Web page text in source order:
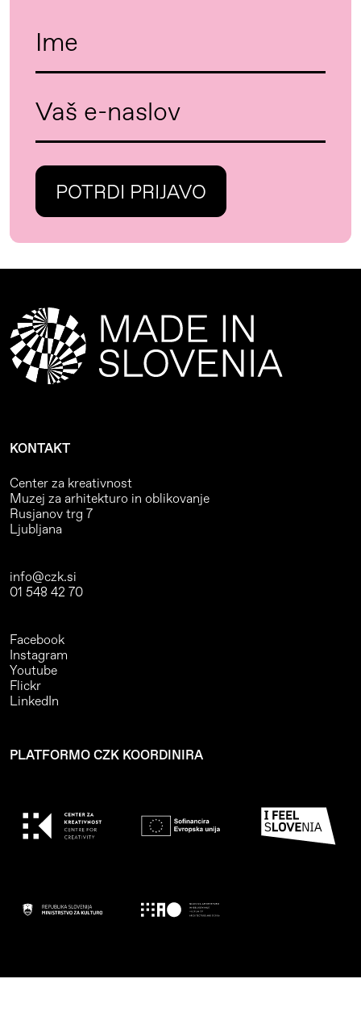
PLATFORMO CZK KOORDINIRA
KONTAKT
Center za kreativnost
Muzej za arhitekturo in oblikovanje
Rusjanov trg 7
Ljubljana
info@czk.si
01 548 42 70
Facebook
Instagram
Youtube
Flickr
LinkedIn